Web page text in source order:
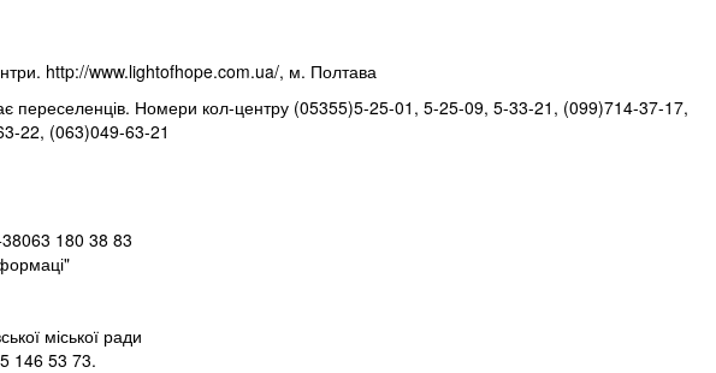
http://www.lightofhope.com.ua/, м. Полтава
переселенців. Номери кол-центру (05355)5-25-01, 5-25-09, 5-33-21, (099)714-37-17,
22, (063)049-63-21
180 38 83
міської ради
146 53 73.